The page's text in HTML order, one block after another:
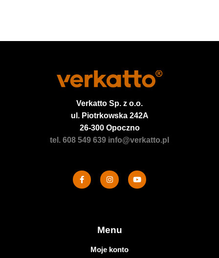
Verkatto Sp. z o.o.
ul. Piotrkowska 242A
26-300 Opoczno
tel. 608 549 639 info@verkatto.pl
Menu
Moje konto